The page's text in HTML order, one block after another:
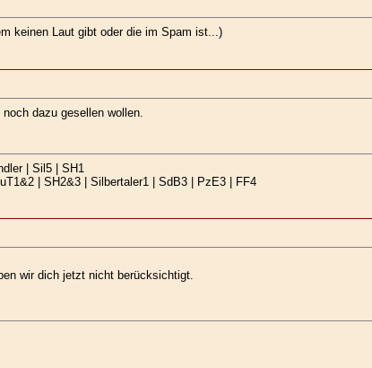
keinen Laut gibt oder die im Spam ist...)
dazu gesellen wollen.
| Sil5 | SH1
| SH2&3 | Silbertaler1 | SdB3 | PzE3 | FF4
wir dich jetzt nicht berücksichtigt.